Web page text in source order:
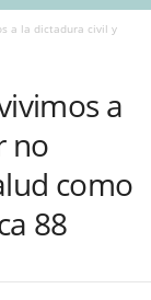
a la dictadura civil y
a
no
como
88